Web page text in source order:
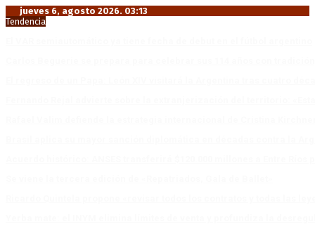
jueves 6, agosto 2026. 03:13
Tendencia